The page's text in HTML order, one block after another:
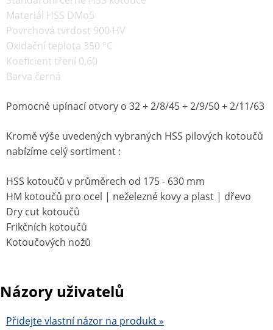
Materiál HSS DMo5
Povrchová tvrdost 900 HV
Oxidační teplota 350 °C
Koeficient tření 0,60
Barva černá
Pomocné upínací otvory o 32 + 2/8/45 + 2/9/50 + 2/11/63
Kromě výše uvedených vybraných HSS pilových kotoučů
nabízíme celý sortiment :
HSS kotoučů v průměrech od 175 - 630 mm
HM kotoučů pro ocel | neželezné kovy a plast | dřevo
Dry cut kotoučů
Frikčních kotoučů
Kotoučových nožů
Názory uživatelů
Přidejte vlastní názor na produkt »